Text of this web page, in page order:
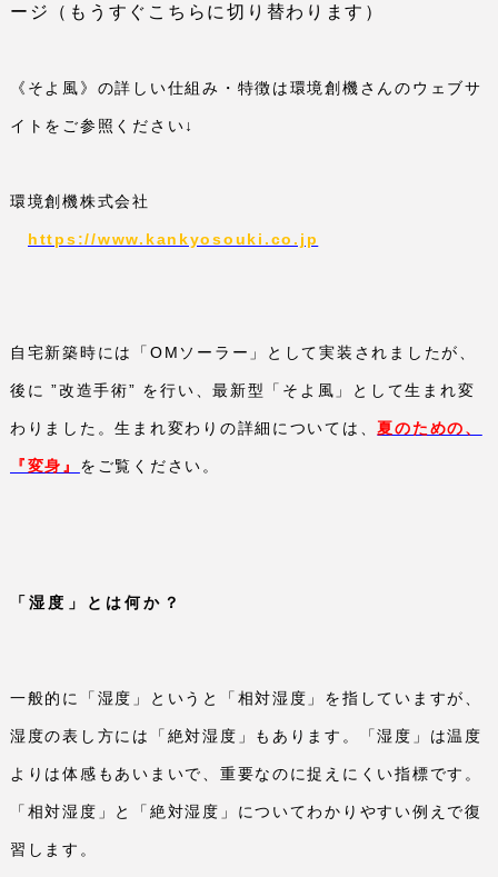
ージ（もうすぐこちらに切り替わります）
《そよ風》の詳しい仕組み・特徴は環境創機さんのウェブサ
イトをご参照ください↓
環境創機株式会社
https://www.kankyosouki.co.jp
自宅新築時には「 OM ソーラー」として実装されましたが、
後に ”改造手術” を行い、最新型「そよ風」として生まれ変
わりました。生まれ変わりの詳細については、夏のための、
『変身』 をご覧ください。
「湿度」とは何か？
一般的に「湿度」というと「相対湿度」を指していますが、
湿度の表し方には「絶対湿度」もあります。「湿度」は温度
よりは体感もあいまいで、重要なのに捉えにくい指標です。
「相対湿度」と「絶対湿度」についてわかりやすい例えで復
習します。